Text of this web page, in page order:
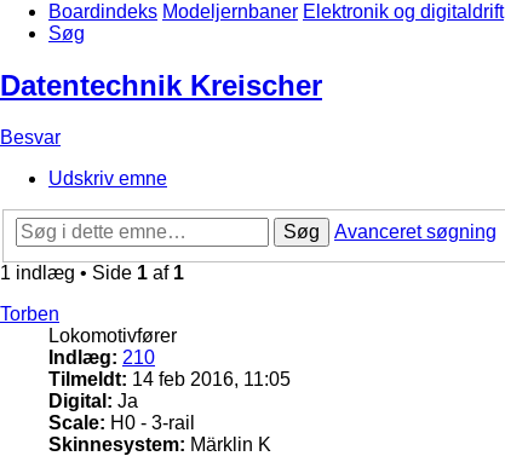
Boardindeks Modeljernbaner Elektronik og digitaldrift
Søg
Datentechnik Kreischer
Besvar
Udskriv emne
Søg
Avanceret søgning
1 indlæg • Side 1 af 1
Torben
Lokomotivfører
Indlæg: 210
Tilmeldt: 14 feb 2016, 11:05
Digital: Ja
Scale: H0 - 3-rail
Skinnesystem: Märklin K